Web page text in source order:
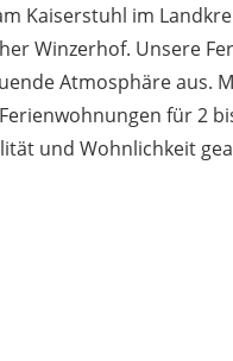
Kaiserstuhl im
Winzerhof. Unsere
Atmosphäre aus.
für 2
und Wohnlichkeit